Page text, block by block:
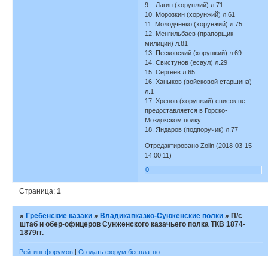
9. Лагин (хорунжий) л.71
10. Морозкин (хорунжий) л.61
11. Молодченко (хорунжий) л.75
12. Менгильбаев (прапорщик
милиции) л.81
13. Песковский (хорунжий) л.69
14. Свистунов (есаул) л.29
15. Сергеев л.65
16. Ханыков (войсковой старшина)
л.1
17. Хренов (хорунжий) список не
предоставляется в Горско-
Моздокском полку
18. Яндаров (подпоручик) л.77
Отредактировано Zolin (2018-03-15
14:00:11)
0
Страница:1
» Гребенские казаки » Владикавказко-Сунженские полки » П/с
штаб и обер-офицеров Сунженского казачьего полка ТКВ 1874-
1879гг.
Рейтинг форумов | Создать форум бесплатно